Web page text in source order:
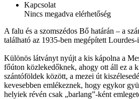
Kapcsolat
Nincs megadva elérhetőség
A falu és a szomszédos Bő határán – a
található az 1935-ben megépített Lourdes-
Különös látványt nyújt a kis kápolna a
főúton közlekedőknek, ahogy ott áll ez a
szántóföldek között, a mezei út
kevesebben emlékeznek, hogy egykor
helyiek révén csak „barlang”-ként